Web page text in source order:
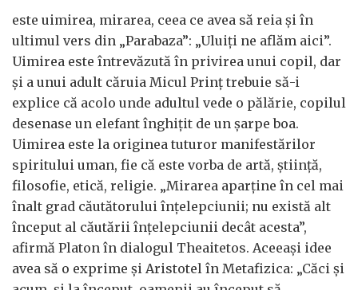
este uimirea, mirarea, ceea ce avea să reia și în
ultimul vers din „Parabaza”: „Uluiți ne aflăm aici”.
Uimirea este întrevăzută în privirea unui copil, dar
și a unui adult căruia Micul Prinț trebuie să-i
explice că acolo unde adultul vede o pălărie, copilul
desenase un elefant înghițit de un șarpe boa.
Uimirea este la originea tuturor manifestărilor
spiritului uman, fie că este vorba de artă, știință,
filosofie, etică, religie. „Mirarea aparține în cel mai
înalt grad căutătorului înțelepciunii; nu există alt
început al căutării înțelepciunii decât acesta”,
afirmă Platon în dialogul Theaitetos. Aceeași idee
avea să o exprime și Aristotel în Metafizica: „Căci și